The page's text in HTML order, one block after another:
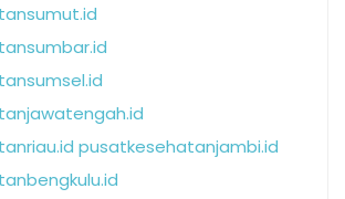
pusatkesehatanjambi.id